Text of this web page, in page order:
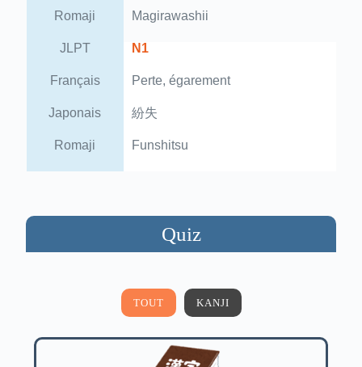
Romaji Magirawashii
JLPT N1
Français Perte, égarement
Japonais 紛失
Romaji Funshitsu
Quiz
TOUT KANJI